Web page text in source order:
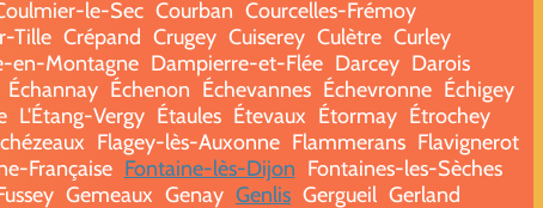
le-Sec Courban Courcelles-Frémoy
Tille Crépand Crugey Cuiserey Culètre Curley
en-Montagne Dampierre-et-Flée Darcey Darois
Échannay Échenon Échevannes Échevronne Échigey
L'Étang-Vergy Étaules Étevaux Étormay Étrochey
Flagey-lès-Auxonne Flammerans Flavignerot
Française Fontaine-lès-Dijon Fontaines-les-Sèches
Gemeaux Genay Genlis Gergueil Gerland